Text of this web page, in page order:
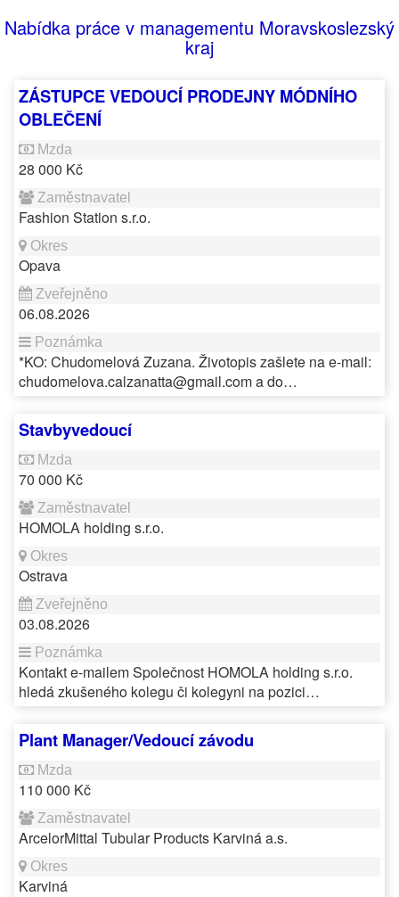
Nabídka práce v managementu Moravskoslezský
kraj
ZÁSTUPCE VEDOUCÍ PRODEJNY MÓDNÍHO
OBLEČENÍ
28 000 Kč
Fashion Station s.r.o.
Opava
06.08.2026
*KO: Chudomelová Zuzana. Životopis zašlete na e-mail:
chudomelova.calzanatta@gmail.com a do…
Stavbyvedoucí
70 000 Kč
HOMOLA holding s.r.o.
Ostrava
03.08.2026
Kontakt e-mailem Společnost HOMOLA holding s.r.o.
hledá zkušeného kolegu či kolegyni na pozici…
Plant Manager/Vedoucí závodu
110 000 Kč
ArcelorMittal Tubular Products Karviná a.s.
Karviná